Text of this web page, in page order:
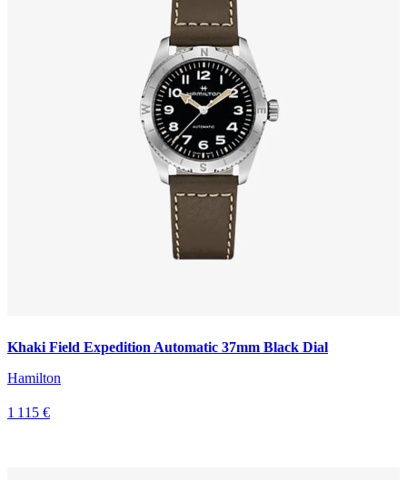
Khaki Field Expedition Automatic 37mm Black Dial
Hamilton
1 115 €